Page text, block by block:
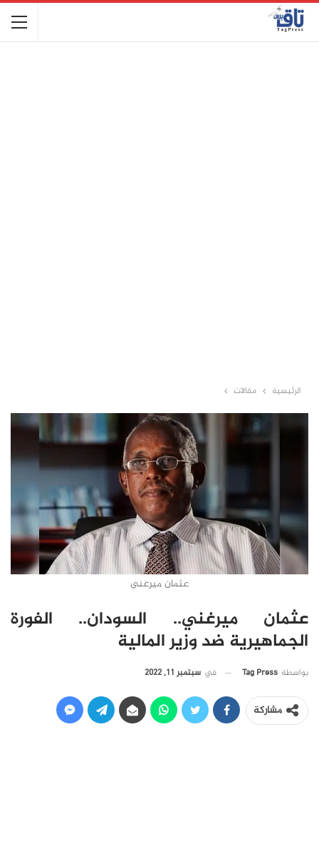
الرئيسية مقالات
عثمان ميرغني
عثمان ميرغني.. السودان.. الفورة
الجماهيرية ضد وزير المالية
بواسطة Tag Press في سبتمبر 11, 2022
مشاركة